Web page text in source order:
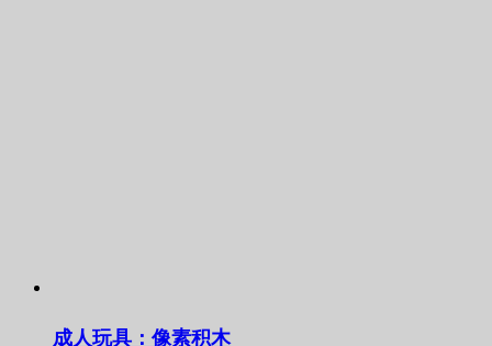
成人玩具：像素积木